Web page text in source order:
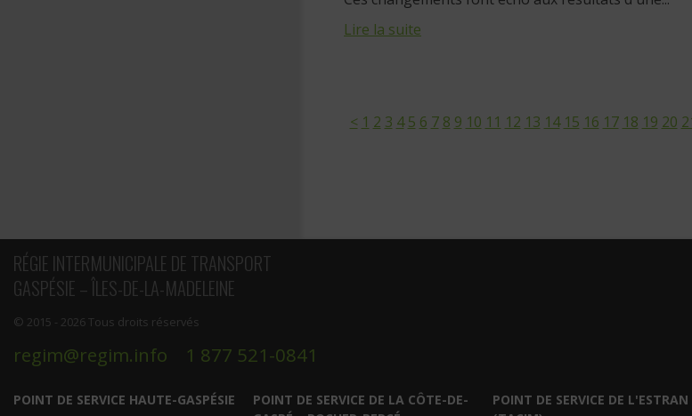
Lire la suite
< 1 2 3 4 5 6 7 8 9 10 11 12 13 14 15 16 17 18 19 20
RÉGIE INTERMUNICIPALE DE TRANSPORT
GASPÉSIE – ÎLES-DE-LA-MADELEINE
© 2015 - 2026 Tous droits réservés
regim@regim.info 1 877 521-0841
POINT DE SERVICE HAUTE-GASPÉSIE
POINT DE SERVICE DE LA CÔTE-DE-
POINT DE SERVICE DE L'ESTRAN